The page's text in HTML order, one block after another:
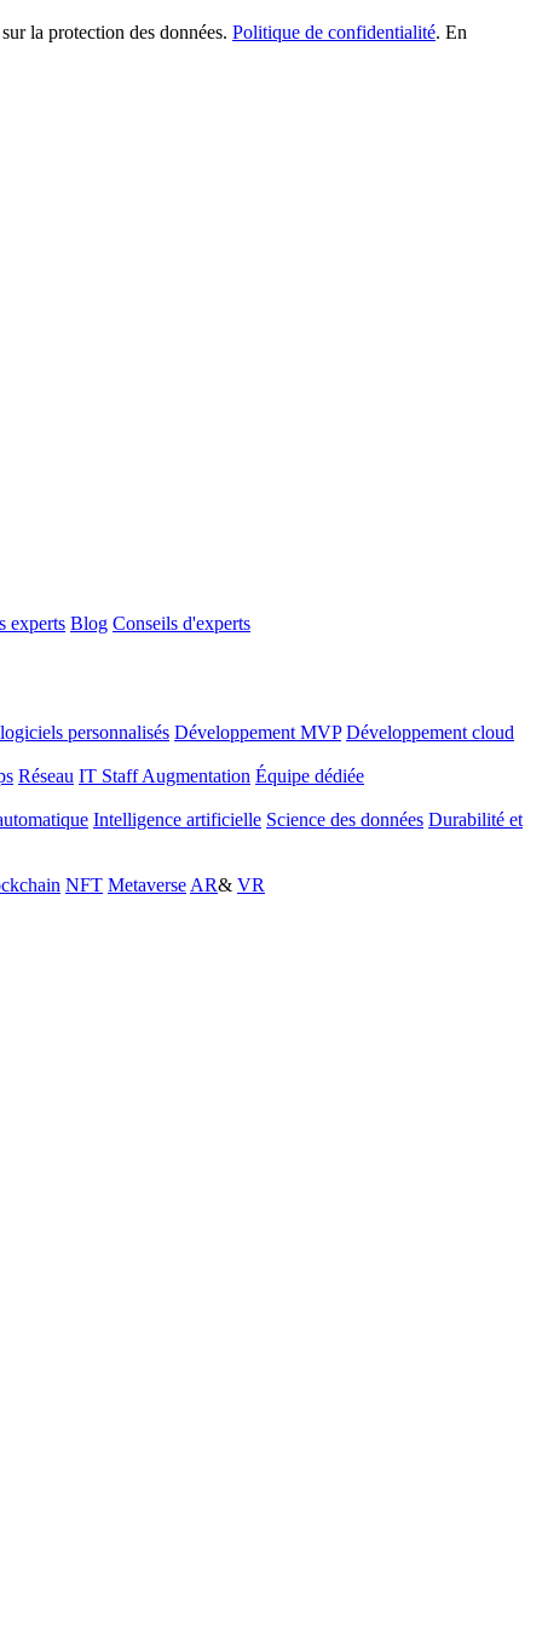
la protection des données. Politique de confidentialité. En
experts Blog Conseils d'experts
personnalisés Développement MVP Développement cloud
Réseau IT Staff Augmentation Équipe dédiée
Intelligence artificielle Science des données Durabilité et
NFT Metaverse AR& VR